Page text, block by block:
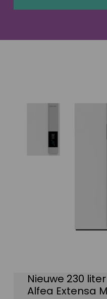
Nieuwe 230
Alfea Extensa M